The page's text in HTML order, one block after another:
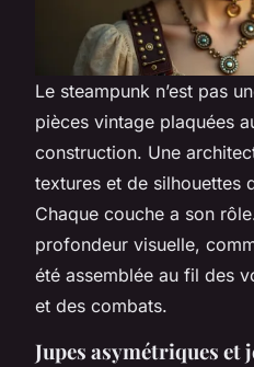
Le steampunk n’est pas
pièces vintage plaquées
construction. Une
textures et de silhouettes
Chaque couche a son
profondeur visuelle,
été assemblée au fil des
et des combats.
Jupes asymétriques et